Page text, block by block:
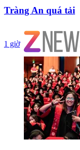
Tràng An quá tải
1 giờ